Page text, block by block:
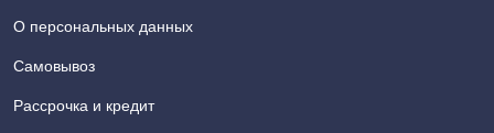
О персональных данных
Самовывоз
Рассрочка и кредит